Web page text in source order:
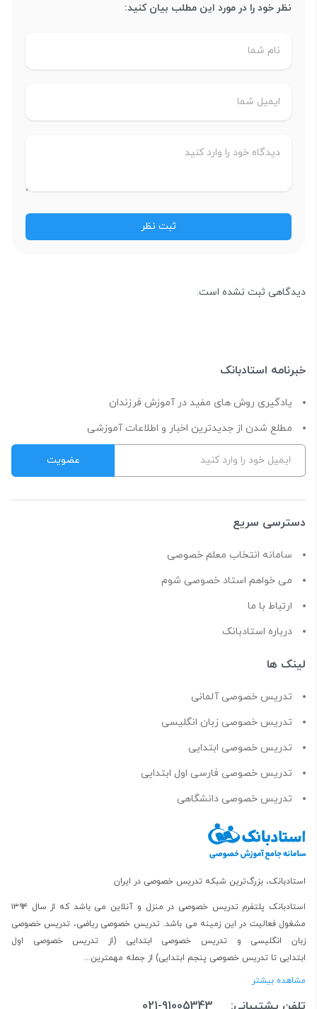
نظر خود را در مورد این مطلب بیان کنید:
دیدگاهی ثبت نشده است.
خبرنامه استادبانک
یادگیری روش های مفید در آموزش فرزندان
مطلع شدن از جدیدترین اخبار و اطلاعات آموزشی
دسترسی سریع
سامانه انتخاب معلم خصوصی
می خواهم استاد خصوصی شوم
ارتباط با ما
درباره استادبانک
لینک ها
تدریس خصوصی آلمانی
تدریس خصوصی زبان انگلیسی
تدریس خصوصی ابتدایی
تدریس خصوصی فارسی اول ابتدایی
تدریس خصوصی دانشگاهی
استادبانک، بزرگ‌ترین شبکه تدریس خصوصی در ایران
استادبانک پلتفرم تدریس خصوصی در منزل و آنلاین
می باشد که از سال ۱۳۹۴
مشغول فعالیت در این زمینه می باشد.تدریس خصوصی ریاضی، تدریس خصوصی
زبان انگلیسی و تدریس خصوصی ابتدایی (از
تدریس خصوصی اول
ابتدایی تا تدریس خصوصی پنجم ابتدایی) از جمله مهمترین...
مشاهده بیشتر